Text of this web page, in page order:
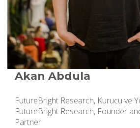
Akan Abdula
FutureBright Research, Kurucu ve
FutureBright Research, Founder
Partner